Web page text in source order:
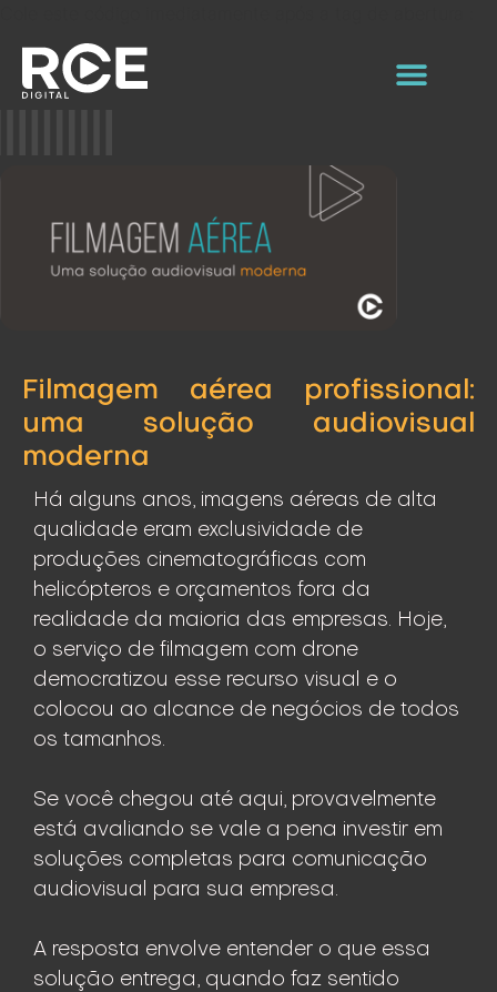
Filmagem aérea profissional:
uma solução audiovisual
moderna
Há alguns anos, imagens aéreas de alta
qualidade eram exclusividade de
produções cinematográficas com
helicópteros e orçamentos fora da
realidade da maioria das empresas. Hoje,
o serviço de filmagem com drone
democratizou esse recurso visual e o
colocou ao alcance de negócios de todos
os tamanhos.
Se você chegou até aqui, provavelmente
está avaliando se vale a pena investir em
soluções completas para comunicação
audiovisual para sua empresa.
A resposta envolve entender o que essa
solução entrega, quando faz sentido